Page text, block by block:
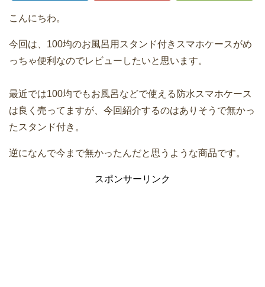
こんにちわ。
今回は、100均のお風呂用スタンド付きスマホケースがめ
っちゃ便利なのでレビューしたいと思います。
最近では100均でもお風呂などで使える防水スマホケース
は良く売ってますが、今回紹介するのはありそうで無かっ
たスタンド付き。
逆になんで今まで無かったんだと思うような商品です。
スポンサーリンク